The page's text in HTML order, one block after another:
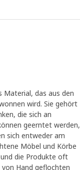
wissen, wie aus
Erfahrung mit
wie wir unsere
können“,
die Löcher
sie immer
wäre der Stuhl
aus
das Beste aus
Material, das aus den
wird. Sie gehört
die sich an
geerntet werden,
sich entweder am
Möbel und Körbe
die Produkte oft
Hand geflochten